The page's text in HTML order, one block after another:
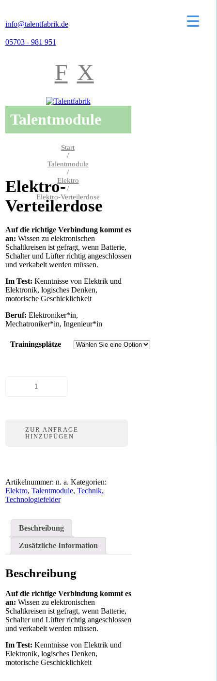
info@talentfabrik.de
05703 - 981 951
F X
Talentmodule
Start
/
Talentmodule
/
Elektro
/
Elektro-Verteilerdose
Elektro-
Verteilerdose
Auf die richtige Verbindung kommt es
an: Wissen zu elektronischen
Schaltkreisen ist gefragt, wenn Batterie,
Schalter und Lüfter richtig angeschlossen
und verkabelt werden müssen.
Im Test: Kenntnisse von Elektrik und
Elektronik, logisches Denken,
motorische Geschicklichkeit
Beruf: Elektroniker*in,
Mechatroniker*in, Ingenieur*in
Trainingsplätze
Verteilerdose
ZUR ANFRAGE
HINZUFÜGEN
Artikelnummer: n. a. Kategorien:
Elektro, Talentmodule, Technik,
Technologiefelder
Beschreibung
Zusätzliche Information
Beschreibung
Auf die richtige Verbindung kommt es
an: Wissen zu elektronischen
Schaltkreisen ist gefragt, wenn Batterie,
Schalter und Lüfter richtig angeschlossen
und verkabelt werden müssen.
Im Test: Kenntnisse von Elektrik und
Elektronik, logisches Denken,
motorische Geschicklichkeit